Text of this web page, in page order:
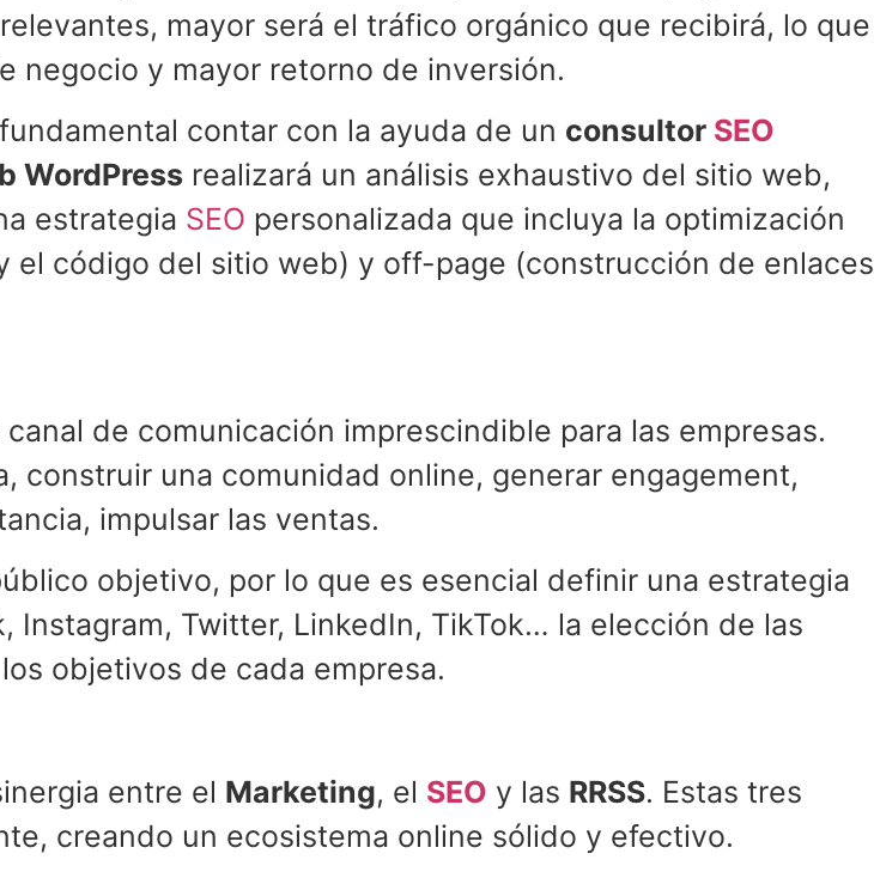
mayor será el tráfico orgánico que recibirá, lo que
negocio y mayor retorno de inversión.
contar con la ayuda de un consultor SEO
WordPress realizará un análisis exhaustivo del sitio web,
estrategia SEO personalizada que incluya la optimización
código del sitio web) y off-page (construcción de enlaces
de comunicación imprescindible para las empresas.
construir una comunidad online, generar engagement,
impulsar las ventas.
objetivo, por lo que es esencial definir una estrategia
Instagram, Twitter, LinkedIn, TikTok… la elección de las
objetivos de cada empresa.
entre el Marketing, el SEO y las RRSS. Estas tres
creando un ecosistema online sólido y efectivo.